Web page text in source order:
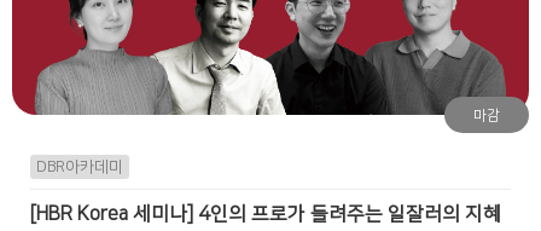
마감
DBR아카데미
[HBR Korea 세미나] 4인의 프로가 들려주는 일잘러의 지혜